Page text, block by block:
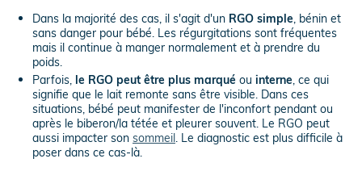
Dans la majorité des cas, il s'agit d'un RGO simple, bénin et
sans danger pour bébé. Les régurgitations sont fréquentes
mais il continue à manger normalement et à prendre du
poids.
Parfois, le RGO peut être plus marqué ou interne, ce qui
signifie que le lait remonte sans être visible. Dans ces
situations, bébé peut manifester de l'inconfort pendant ou
après le biberon/la tétée et pleurer souvent. Le RGO peut
aussi impacter son sommeil. Le diagnostic est plus difficile à
poser dans ce cas-là.